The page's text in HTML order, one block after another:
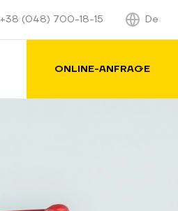
+38 (048) 700-18-15 De
ONLINE-ANFRAGE